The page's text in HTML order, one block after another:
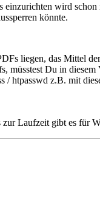
wird
könnte.
liegen, das Mittel
müsstest Du in diesem
htpasswd z.B. mit
zur Laufzeit gibt es für